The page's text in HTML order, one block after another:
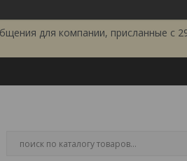
для компании, присланные с